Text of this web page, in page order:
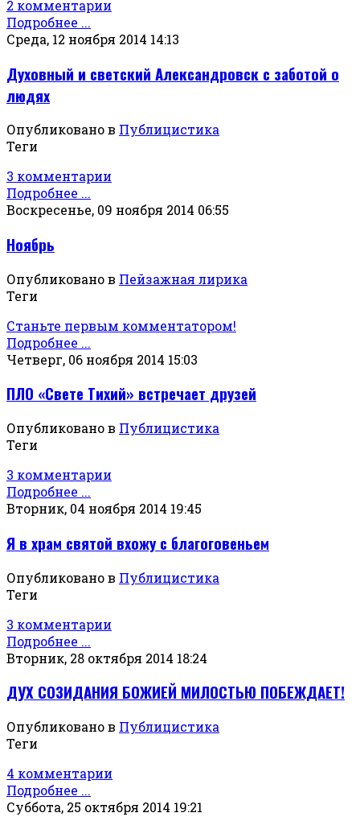
2 комментарии
Подробнее ...
Среда, 12 ноября 2014 14:13
Духовный и светский Александровск с заботой о
людях
Опубликовано в Публицистика
Теги
3 комментарии
Подробнее ...
Воскресенье, 09 ноября 2014 06:55
Ноябрь
Опубликовано в Пейзажная лирика
Теги
Станьте первым комментатором!
Подробнее ...
Четверг, 06 ноября 2014 15:03
ПЛО «Свете Тихий» встречает друзей
Опубликовано в Публицистика
Теги
3 комментарии
Подробнее ...
Вторник, 04 ноября 2014 19:45
Я в храм святой вхожу с благоговеньем
Опубликовано в Публицистика
Теги
3 комментарии
Подробнее ...
Вторник, 28 октября 2014 18:24
ДУХ СОЗИДАНИЯ БОЖИЕЙ МИЛОСТЬЮ ПОБЕЖДАЕТ!
Опубликовано в Публицистика
Теги
4 комментарии
Подробнее ...
Суббота, 25 октября 2014 19:21